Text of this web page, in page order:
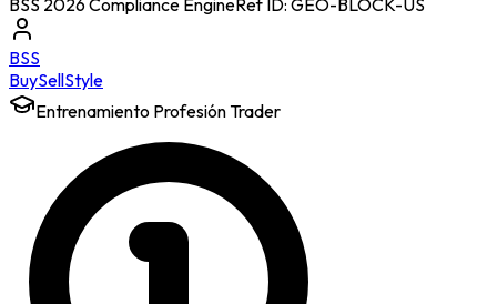
BSS
BuySellStyle
Entrenamiento Profesión Trader